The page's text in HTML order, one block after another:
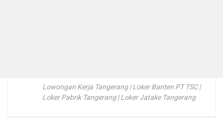
Lowongan Kerja Tangerang | Loker Banten PT TSC |
Loker Pabrik Tangerang | Loker Jatake Tangerang